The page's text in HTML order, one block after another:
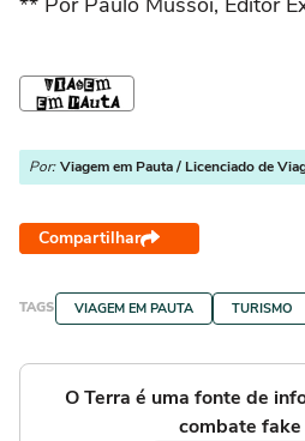
Por: Viagem em Pauta / Licenciado de
Compartilhar
TAGS VIAGEM EM PAUTA TURISMO
O Terra é uma fonte de
combate